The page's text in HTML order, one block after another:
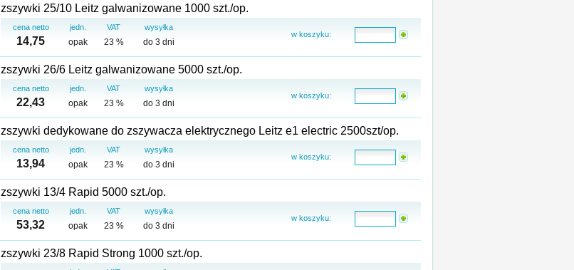
zszywki 25/10 Leitz galwanizowane 1000 szt./op.
cena netto jedn. VAT
wysyłka
w koszyku:
14,75 opak 23 % do 3 dni
zszywki 26/6 Leitz galwanizowane 5000 szt./op.
cena netto jedn. VAT
wysyłka
w koszyku:
22,43 opak 23 % do 3 dni
zszywki dedykowane do zszywacza elektrycznego Leitz e1 electric 2500szt/op.
cena netto jedn. VAT
wysyłka
w koszyku:
13,94 opak 23 % do 3 dni
zszywki 13/4 Rapid 5000 szt./op.
cena netto jedn. VAT
wysyłka
w koszyku:
53,32 opak 23 % do 3 dni
zszywki 23/8 Rapid Strong 1000 szt./op.